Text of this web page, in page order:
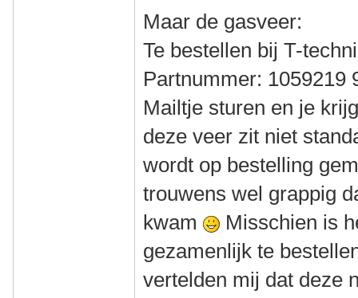
Maar de gasveer:
Te bestellen bij T-
Partnummer: 1059219
Mailtje sturen en je
deze veer zit niet
wordt op bestelling
trouwens wel grappig
kwam
Misschien is
gezamenlijk te
vertelden mij dat deze